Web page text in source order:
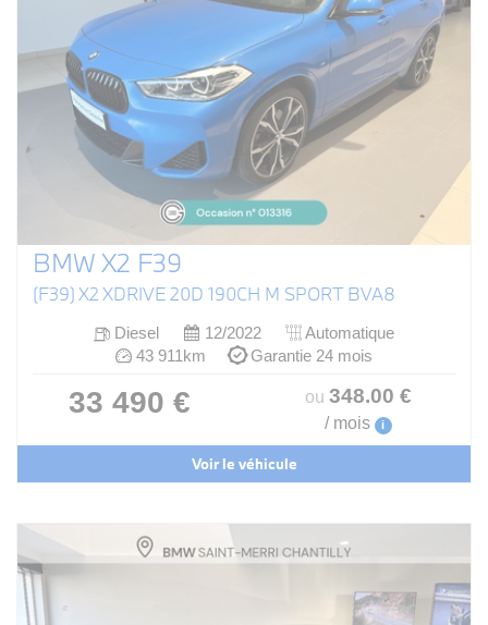
BMW X2 F39
(F39) X2 XDRIVE 20D 190CH M SPORT BVA8
Diesel 12/2022
Automatique
43 911km
Garantie 24 mois
33 490 € ou 348.00 €
/ mois i
Voir le véhicule